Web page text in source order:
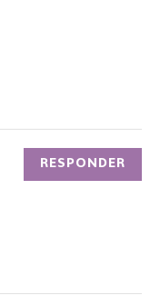
RESPONDER